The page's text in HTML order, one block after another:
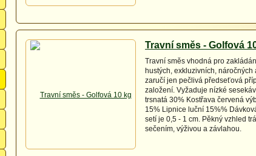
Travní směs - Golfová
Travní směs vhodná pro
hustých, exkluzivních,
zaručí jen pečlivá předseťová
založení. Vyžaduje nízké
trsnatá 30% Kostřava červená
15% Lipnice luční 15%%
setí je 0,5 - 1 cm. Pěkný vzhled
sečením, výživou a závlahou.